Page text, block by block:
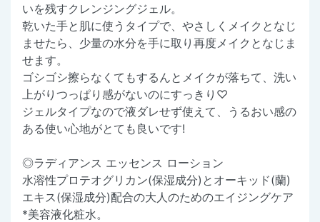
いを残すクレンジングジェル。
乾いた手と肌に使うタイプで、やさしくメイクとなじ
ませたら、少量の水分を手に取り再度メイクとなじま
せます。
ゴシゴシ擦らなくてもするんとメイクが落ちて、洗い
上がりつっぱり感がないのにすっきり♡
ジェルタイプなので液ダレせず使えて、うるおい感の
ある使い心地がとても良いです!
◎ラディアンス エッセンス ローション
水溶性プロテオグリカン(保湿成分)とオーキッド(蘭)
エキス(保湿成分)配合の大人のためのエイジングケア
*美容液化粧水。